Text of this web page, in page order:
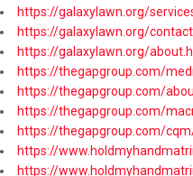
https://galaxylawn.org/
https://galaxylawn.org/
https://galaxylawn.org/
https://thegapgroup.com/
https://thegapgroup.com/
https://thegapgroup.com/
https://thegapgroup.com/
https://
https://